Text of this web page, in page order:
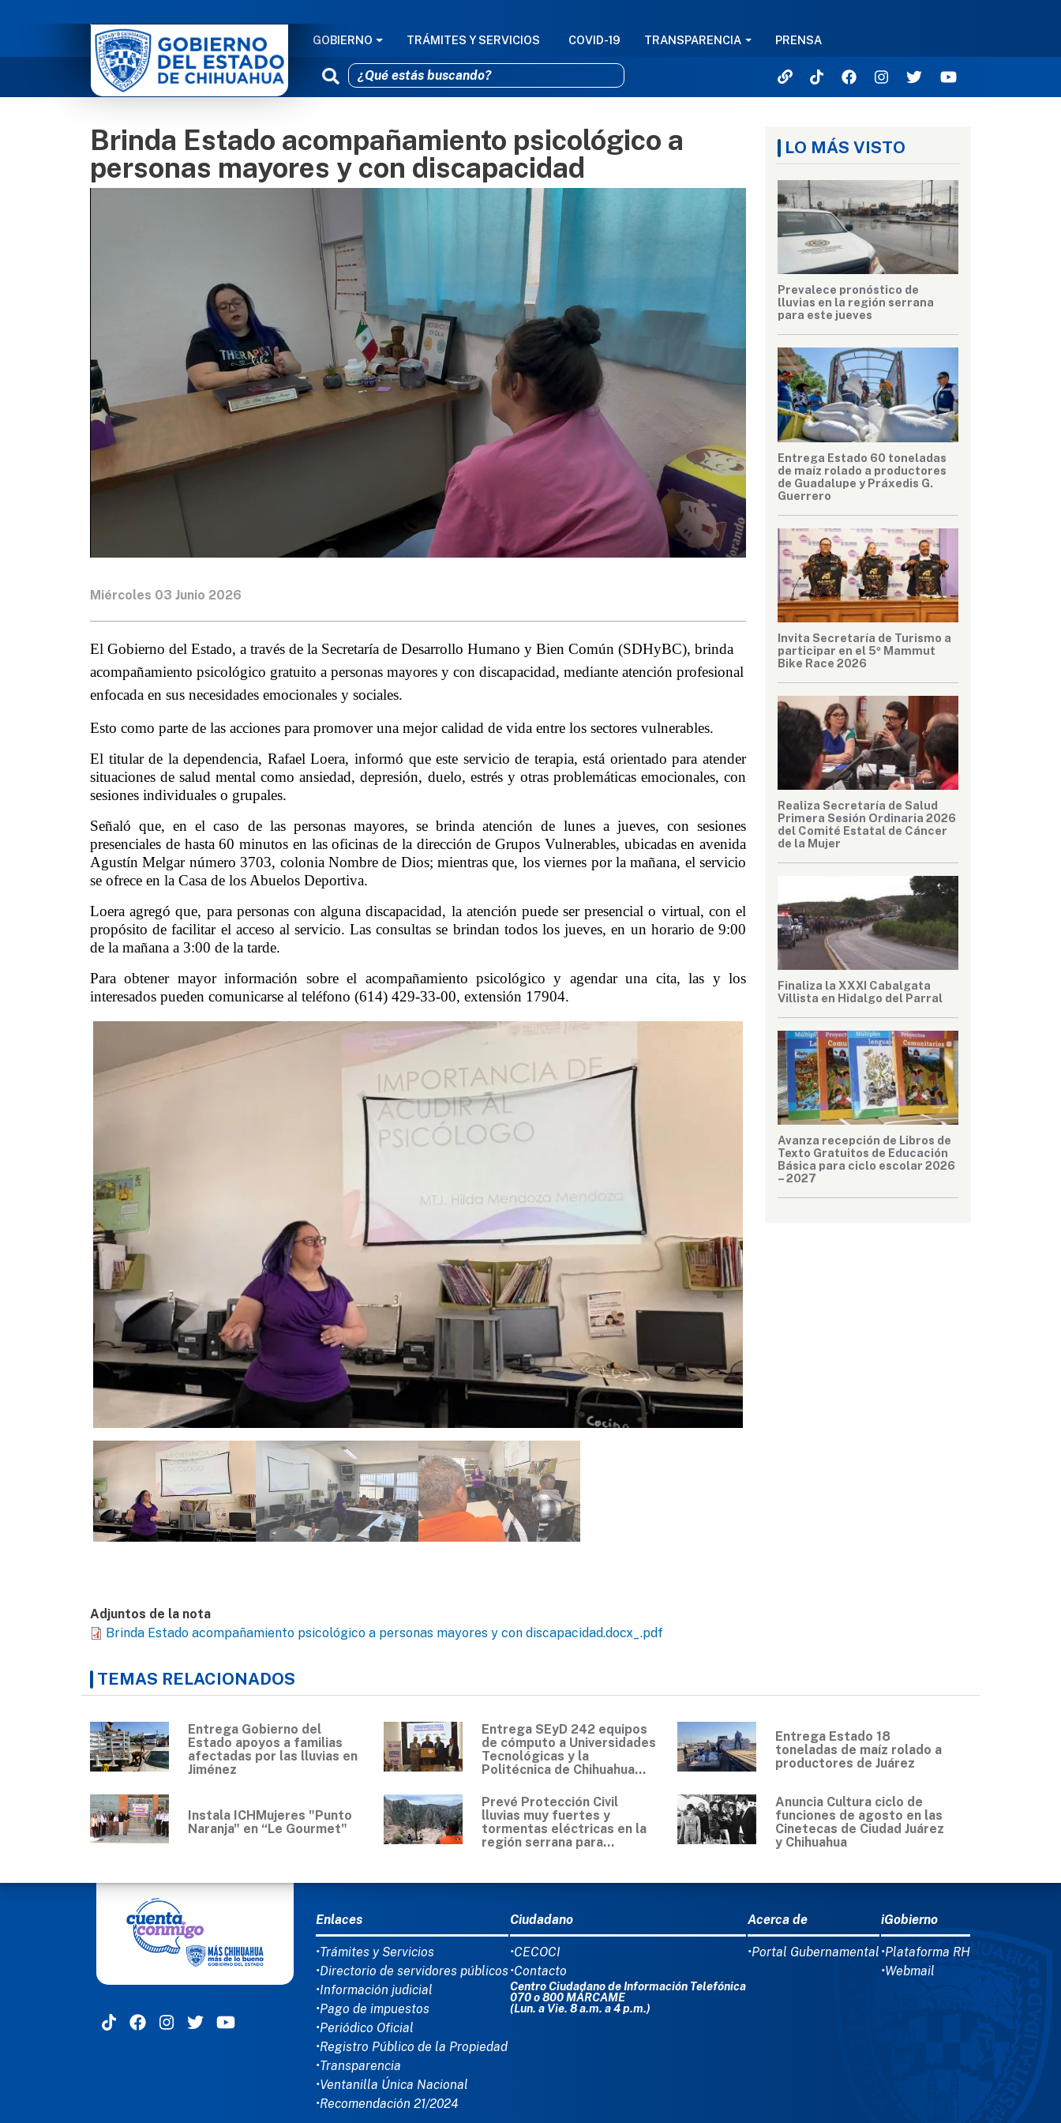
Pasar al contenido principal
NAVEGACIÓN PRINCIPAL
GOBIERNO TRÁMITES Y SERVICIOS COVID-19 TRANSPARENCIA PRENSA
Brinda Estado acompañamiento psicológico a
personas mayores y con discapacidad
Miércoles 03 Junio 2026
El Gobierno del Estado, a través de la Secretaría de Desarrollo Humano y Bien Común (SDHyBC), brinda
acompañamiento psicológico gratuito a personas mayores y con discapacidad, mediante atención profesional
enfocada en sus necesidades emocionales y sociales.
Esto como parte de las acciones para promover una mejor calidad de vida entre los sectores vulnerables.
El titular de la dependencia, Rafael Loera, informó que este servicio de terapia, está orientado para atender
situaciones de salud mental como ansiedad, depresión, duelo, estrés y otras problemáticas emocionales, con
sesiones individuales o grupales.
Señaló que, en el caso de las personas mayores, se brinda atención de lunes a jueves, con sesiones
presenciales de hasta 60 minutos en las oficinas de la dirección de Grupos Vulnerables, ubicadas en avenida
Agustín Melgar número 3703, colonia Nombre de Dios; mientras que, los viernes por la mañana, el servicio
se ofrece en la Casa de los Abuelos Deportiva.
Loera agregó que, para personas con alguna discapacidad, la atención puede ser presencial o virtual, con el
propósito de facilitar el acceso al servicio. Las consultas se brindan todos los jueves, en un horario de 9:00
de la mañana a 3:00 de la tarde.
Para obtener mayor información sobre el acompañamiento psicológico y agendar una cita, las y los
interesados pueden comunicarse al teléfono (614) 429-33-00, extensión 17904.
Adjuntos de la nota
Brinda Estado acompañamiento psicológico a personas mayores y con discapacidad.docx_.pdf
LO MÁS VISTO
Prevalece pronóstico de
lluvias en la región serrana
para este jueves
Entrega Estado 60 toneladas
de maíz rolado a productores
de Guadalupe y Práxedis G.
Guerrero
Invita Secretaría de Turismo a
participar en el 5º Mammut
Bike Race 2026
Realiza Secretaría de Salud
Primera Sesión Ordinaria 2026
del Comité Estatal de Cáncer
de la Mujer
Finaliza la XXXI Cabalgata
Villista en Hidalgo del Parral
Avanza recepción de Libros de
Texto Gratuitos de Educación
Básica para ciclo escolar 2026
– 2027
TEMAS RELACIONADOS
Entrega Gobierno del
Estado apoyos a familias
afectadas por las lluvias en
Jiménez
Entrega SEyD 242 equipos
de cómputo a Universidades
Tecnológicas y la
Politécnica de Chihuahua...
Entrega Estado 18
toneladas de maíz rolado a
productores de Juárez
Instala ICHMujeres "Punto
Naranja" en “Le Gourmet"
Prevé Protección Civil
lluvias muy fuertes y
tormentas eléctricas en la
región serrana para...
Anuncia Cultura ciclo de
funciones de agosto en las
Cinetecas de Ciudad Juárez
y Chihuahua
MENÚ DEL PIE
Enlaces
•Trámites y Servicios
•Directorio de servidores públicos
•Información judicial
•Pago de impuestos
•Periódico Oficial
•Registro Público de la Propiedad
•Transparencia
•Ventanilla Única Nacional
•Recomendación 21/2024
Ciudadano
•CECOCI
•Contacto
Centro Ciudadano de Información Telefónica
070 o 800 MÁRCAME
(Lun. a Vie. 8 a.m. a 4 p.m.)
Acerca de
•Portal Gubernamental
iGobierno
•Plataforma RH
•Webmail